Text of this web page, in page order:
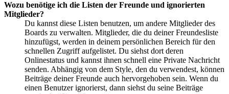
Wozu benötige ich die Listen der Freunde und ignorierten
Mitglieder?
Du kannst diese Listen benutzen, um andere Mitglieder des
Boards zu verwalten. Mitglieder, die du deiner Freundesliste
hinzufügst, werden in deinem persönlichen Bereich für den
schnellen Zugriff aufgelistet. Du siehst dort deren
Onlinestatus und kannst ihnen schnell eine Private Nachricht
senden. Abhängig von dem Style, den du verwendest, können
Beiträge deiner Freunde auch hervorgehoben sein. Wenn du
einen Benutzer ignorierst, dann siehst du seine Beiträge